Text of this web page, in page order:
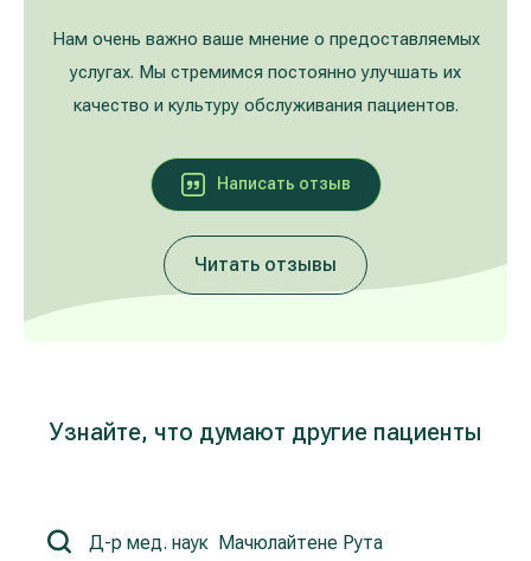
Нам очень важно ваше мнение о предоставляемых
услугах. Мы стремимся постоянно улучшать их
качество и культуру обслуживания пациентов.
Написать oтзыв
Читать отзывы
Узнайте, что думают другие пациенты
Лечение расширенных вен на ногах
Неврология и психиатрия
Лечение заболеваний уха, горла, носа
Реабилитация и спортивная медицина
Galerija